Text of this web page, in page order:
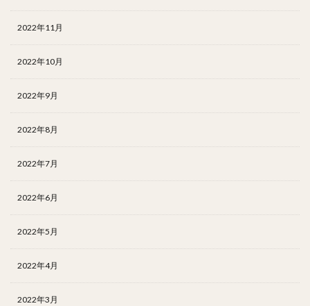
2022年11月
2022年10月
2022年9月
2022年8月
2022年7月
2022年6月
2022年5月
2022年4月
2022年3月